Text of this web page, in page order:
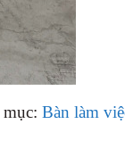
Bàn làm